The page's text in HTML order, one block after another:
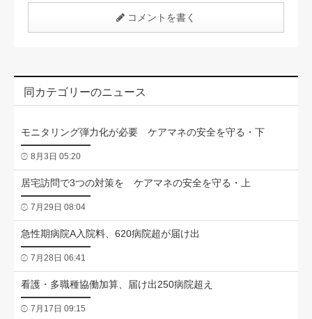
コメントを書く
同カテゴリーのニュース
モニタリング弾力化が必要 ケアマネの安全を守る・下
8月3日 05:20
居宅訪問で3つの対策を ケアマネの安全を守る・上
7月29日 08:04
急性期病院A入院料、620病院超が届け出
7月28日 06:41
看護・多職種協働加算、届け出250病院超え
7月17日 09:15